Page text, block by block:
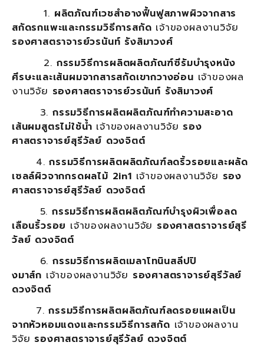
1. ผลิตภัณฑ์เวชสำอางฟื้นฟูสภาพผิวจากสาร
สกัดรกแพะและกรรมวิธีการสกัด เจ้าของผลงานวิจัย
รองศาสตราจารย์วรนันท์ รังสิมาวงศ์
2. กรรมวิธีการผลิตผลิตภัณฑ์ซีรัมบำรุงหนัง
ศีรษะและเส้นผมจากสารสกัดเขากวางอ่อน เจ้าของผล
งานวิจัย รองศาสตราจารย์วรนันท์ รังสิมาวงศ์
3. กรรมวิธีการผลิตผลิตภัณฑ์ทำความสะอาด
เส้นผมสูตรไม่ใช้น้ำ เจ้าของผลงานวิจัย รอง
ศาสตราจารย์สุรีวัลย์ ดวงจิตต์
4.กรรมวิธีการผลิตผลิตภัณฑ์ลดริ้วรอยและผลัด
เซลล์ผิวจากกรดผลไม้ 2in1 เจ้าของผลงานวิจัย รอง
ศาสตราจารย์สุรีวัลย์ ดวงจิตต์
5. กรรมวิธีการผลิตผลิตภัณฑ์บำรุงผิวเพื่อลด
เลือนริ้วรอย เจ้าของผลงานวิจัย รองศาสตราจารย์สุรี
วัลย์ ดวงจิตต์
6. กรรมวิธีการผลิตเมลาโทนินสลีปปิ
งมาส์ก เจ้าของผลงานวิจัย รองศาสตราจารย์สุรีวัลย์
ดวงจิตต์
7.กรรมวิธีการผลิตผลิตภัณฑ์ลดรอยแผลเป็น
จากหัวหอมแดงและกรรมวิธีการสกัด เจ้าของผลงาน
วิจัย รองศาสตราจารย์สุรีวัลย์ ดวงจิตต์